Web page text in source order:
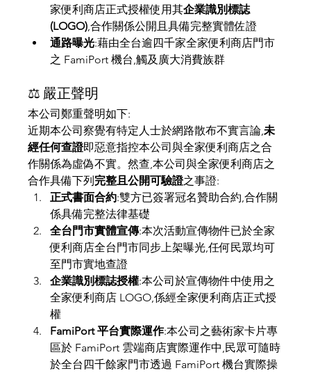
家便利商店正式授權使用其企業識別標誌
(LOGO) ,合作關係公開且具備完整實體佐證
通路曝光:藉由全台逾四千家全家便利商店門市
之 FamiPort 機台,觸及廣大消費族群
⚖️ 嚴正聲明
本公司鄭重聲明如下:
近期本公司察覺有特定人士於網路散布不實言論,未
經任何查證即惡意指控本公司與全家便利商店之合
作關係為虛偽不實。然查,本公司與全家便利商店之
合作具備下列完整且公開可驗證之事證:
正式書面合約:雙方已簽署冠名贊助合約,合作關
係具備完整法律基礎
全台門市實體宣傳:本次活動宣傳物件已於全家
便利商店全台門市同步上架曝光,任何民眾均可
至門市實地查證
企業識別標誌授權:本公司於宣傳物件中使用之
全家便利商店 LOGO,係經全家便利商店正式授
權
FamiPort 平台實際運作:本公司之藝術家卡片專
區於 FamiPort 雲端商店實際運作中,民眾可隨時
於全台四千餘家門市透過 FamiPort 機台實際操